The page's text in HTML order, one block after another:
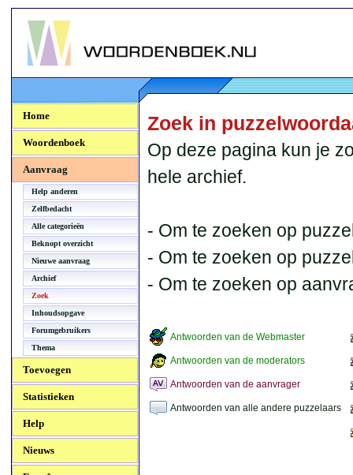
Woordenboek.NU
Home
Woordenboek
Aanvraag
Help anderen
Zelfbedacht
Alle categorieën
Beknopt overzicht
Nieuwe aanvraag
Archief
Zoek
Inhoudsopgave
Forumgebruikers
Thema
Toevoegen
Statistieken
Help
Nieuws
Zoek in
Op deze pagina kun je
hele archief.
- Om te zoeken op
- Om te zoeken op
- Om te zoeken op
Antwoorden van de Webmaster
Antwoorden van de moderators
Antwoorden van de aanvrager
Antwoorden van alle andere puzzelaars